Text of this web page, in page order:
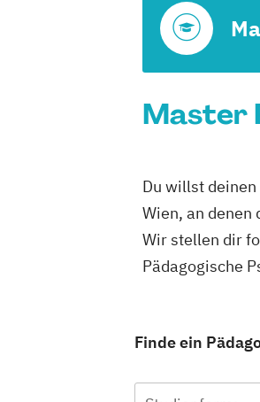
Master
Du willst
Wien, an denen
Wir stellen dir
Pädagogische
Finde ein